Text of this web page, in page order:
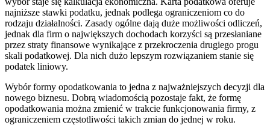
najniższe stawki podatku, jednak podlega ograniczeniom co do
rodzaju działalności. Zasady ogólne dają duże możliwości odliczeń,
jednak dla firm o największych dochodach korzyści są przesłaniane
przez straty finansowe wynikające z przekroczenia drugiego progu
skali podatkowej. Dla nich dużo lepszym rozwiązaniem stanie się
podatek liniowy.
Wybór formy opodatkowania to jedna z najważniejszych decyzji dla
nowego biznesu. Dobrą wiadomością pozostaje fakt, że formę
opodatkowania można zmienić w trakcie funkcjonowania firmy, z
ograniczeniem częstotliwości takich zmian do jednej w roku.